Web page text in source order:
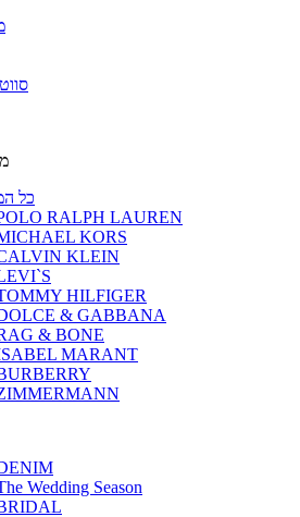
כל
RALPH LAUREN
KORS
KLEIN
HILFIGER
& GABBANA
& BONE
MARANT
Wedding Season